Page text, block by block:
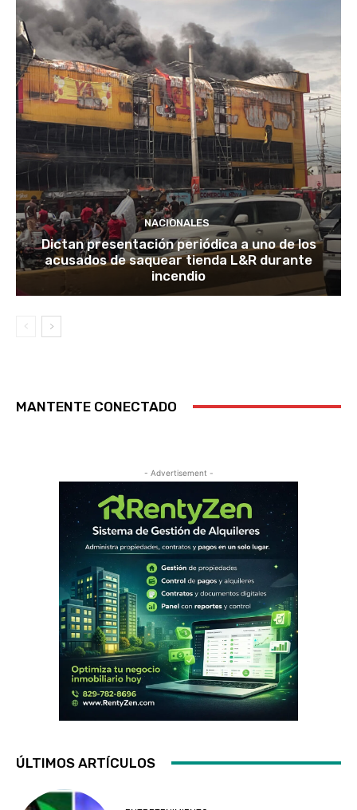
NACIONALES
Dictan presentación periódica a uno de los
acusados de saquear tienda L&R durante
incendio
MANTENTE CONECTADO
- Advertisement -
ÚLTIMOS ARTÍCULOS